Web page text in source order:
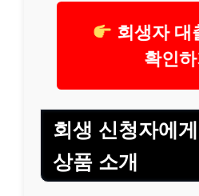
회생자 대
확인
회생 신청자에
상품 소개